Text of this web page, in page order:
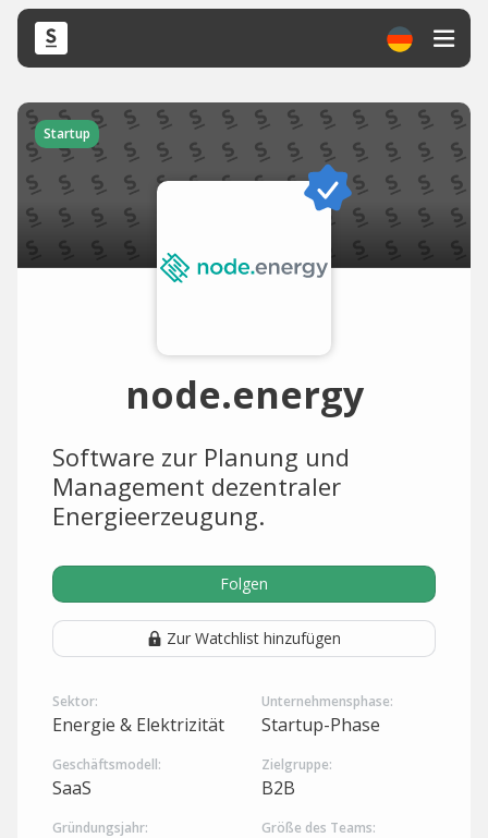
Startup
node.energy
Software zur Planung und
Management dezentraler
Energieerzeugung.
Folgen
Zur Watchlist hinzufügen
Sektor:
Energie & Elektrizität
Unternehmensphase:
Startup-Phase
Geschäftsmodell:
SaaS
Zielgruppe:
B2B
Gründungsjahr: Größe des Teams: